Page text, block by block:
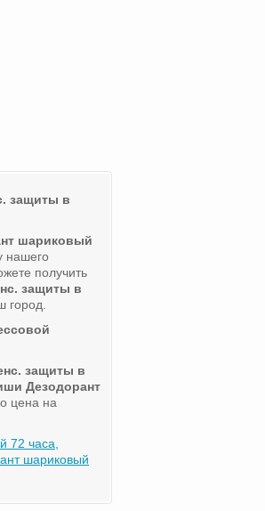
защиты в
шариковый
нашего
получить
защиты в
город.
защиты в
Дезодорант
цена на
72 часа,
шариковый